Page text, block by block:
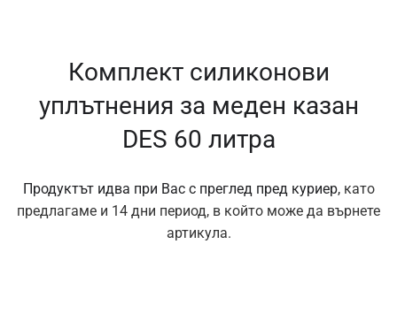
Комплект силиконови
уплътнения за меден казан
DES 60 литра
Продуктът идва при Вас с преглед пред куриер, като
предлагаме и 14 дни период, в който може да върнете
артикула.